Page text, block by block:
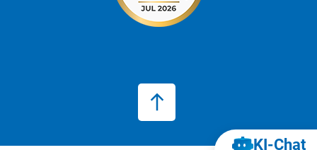
KI‑Chat